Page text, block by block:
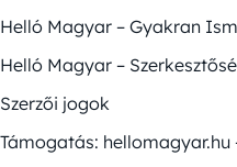
Helló Magyar – Gyakran
Helló Magyar –
Szerzői jogok
Támogatás: hellomagyar.hu